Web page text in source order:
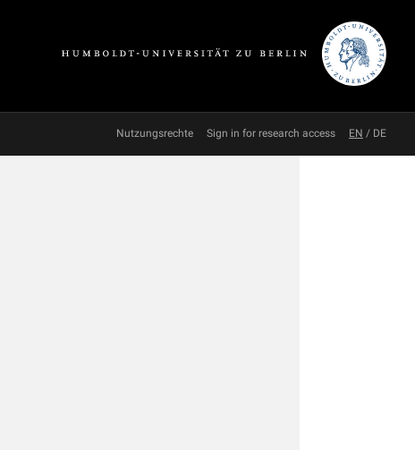
Nutzungsrechte Sign in for research access EN / DE